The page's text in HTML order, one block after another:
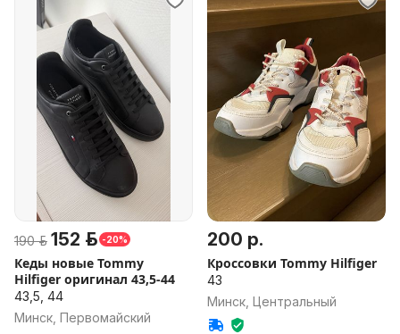
190 р. 152 р. -20%
Кеды новые Tommy
Hilfiger оригинал 43,5-44
43,5, 44
Минск, Первомайский
200 р.
Кроссовки Tommy Hilfiger
43
Минск, Центральный